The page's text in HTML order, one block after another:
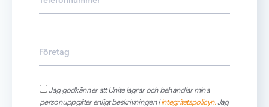
Jag godkänner att Unite lagrar och behandlar mina
personuppgifter enligt beskrivningen iintegritetspolicyn.Jag